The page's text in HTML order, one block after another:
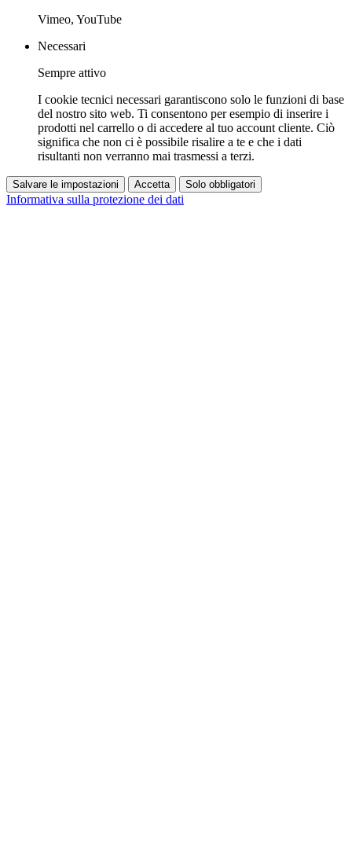
Vimeo, YouTube
Necessari
Sempre attivo
I cookie tecnici necessari garantiscono solo le funzioni di base
del nostro sito web. Ti consentono per esempio di inserire i
prodotti nel carrello o di accedere al tuo account cliente. Ciò
significa che non ci è possibile risalire a te e che i dati
risultanti non verranno mai trasmessi a terzi.
Salvare le impostazioni Accetta Solo obbligatori
Informativa sulla protezione dei dati